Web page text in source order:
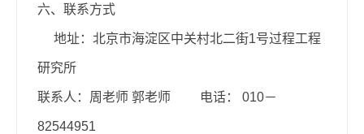
六、联系方式
地址：北京市海淀区中关村北二街1号过程工程
研究所
联系人：周老师 郭老师 电话： 010－
82544951